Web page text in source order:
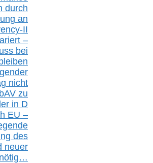
durch
an
II
–
bei
r
nicht
bAVzu
in D
EU –
des
neuer
nötig…